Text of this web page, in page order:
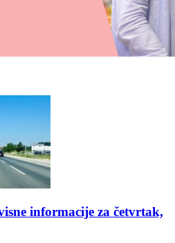
informacije za četvrtak,